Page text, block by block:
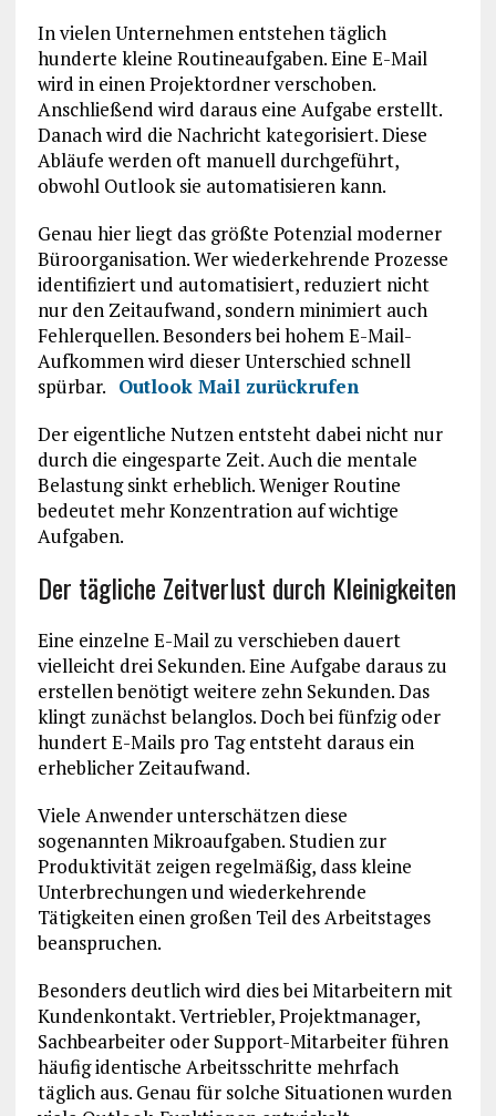
In vielen Unternehmen entstehen täglich
hunderte kleine Routineaufgaben. Eine E-Mail
wird in einen Projektordner verschoben.
Anschließend wird daraus eine Aufgabe erstellt.
Danach wird die Nachricht kategorisiert. Diese
Abläufe werden oft manuell durchgeführt,
obwohl Outlook sie automatisieren kann.
Genau hier liegt das größte Potenzial moderner
Büroorganisation. Wer wiederkehrende Prozesse
identifiziert und automatisiert, reduziert nicht
nur den Zeitaufwand, sondern minimiert auch
Fehlerquellen. Besonders bei hohem E-Mail-
Aufkommen wird dieser Unterschied schnell
spürbar. Outlook Mail zurückrufen
Der eigentliche Nutzen entsteht dabei nicht nur
durch die eingesparte Zeit. Auch die mentale
Belastung sinkt erheblich. Weniger Routine
bedeutet mehr Konzentration auf wichtige
Aufgaben.
Der tägliche Zeitverlust durch Kleinigkeiten
Eine einzelne E-Mail zu verschieben dauert
vielleicht drei Sekunden. Eine Aufgabe daraus zu
erstellen benötigt weitere zehn Sekunden. Das
klingt zunächst belanglos. Doch bei fünfzig oder
hundert E-Mails pro Tag entsteht daraus ein
erheblicher Zeitaufwand.
Viele Anwender unterschätzen diese
sogenannten Mikroaufgaben. Studien zur
Produktivität zeigen regelmäßig, dass kleine
Unterbrechungen und wiederkehrende
Tätigkeiten einen großen Teil des Arbeitstages
beanspruchen.
Besonders deutlich wird dies bei Mitarbeitern mit
Kundenkontakt. Vertriebler, Projektmanager,
Sachbearbeiter oder Support-Mitarbeiter führen
häufig identische Arbeitsschritte mehrfach
täglich aus. Genau für solche Situationen wurden